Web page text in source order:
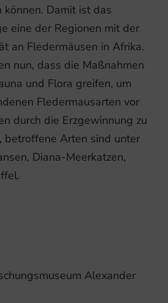
Damit ist das
eine der Regionen mit der
an Fledermäusen in Afrika.
nun, dass die Maßnahmen
und Flora greifen, um
Fledermausarten vor
durch die Erzgewinnung zu
betroffene Arten sind unter
Diana-Meerkatzen,
Alexander